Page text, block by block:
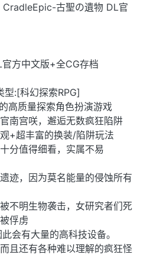
CradleEpic-古聖の遺物 DL官
方中文版+全CG存档
:[科幻探索RPG]
高质量探索角色扮演游戏
南宫咲，邂逅无数疯狂陷阱
+超丰富的换装/陷阱玩法
分值得细看，实属不易
迹，因为莫名能量的侵蚀所有
不明生物袭击，女研究者们死
俘虏
会有大量的高科技设备。
且还有各种难以理解的疯狂怪